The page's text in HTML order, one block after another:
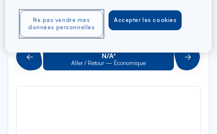
Filtrer Vider
Précédent
N/A*
Aller / Retour — Économique Suivant
Accepter les cookies
Ne pas vendre mes
données personnelles